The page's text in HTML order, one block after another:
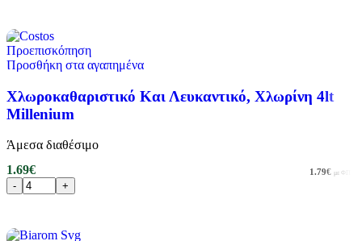
Προεπισκόπηση
Προσθήκη στα αγαπημένα
Χλωροκαθαριστικό Και Λευκαντικό, Χλωρίνη 4lt
Millenium
Άμεσα διαθέσιμο
1.69€ 1.79€ με ΦΠΑ